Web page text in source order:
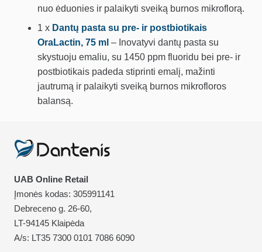
nuo ėduonies ir palaikyti sveiką burnos mikroflorą.
1 x Dantų pasta su pre- ir postbiotikais
OraLactin, 75 ml – Inovatyvi dantų pasta su
skystuoju emaliu, su 1450 ppm fluoridu bei pre- ir
postbiotikais padeda stiprinti emalį, mažinti
jautrumą ir palaikyti sveiką burnos mikrofloros
balansą.
UAB Online Retail
Įmonės kodas: 305991141
Debreceno g. 26-60,
LT-94145 Klaipėda
A/s: LT35 7300 0101 7086 6090